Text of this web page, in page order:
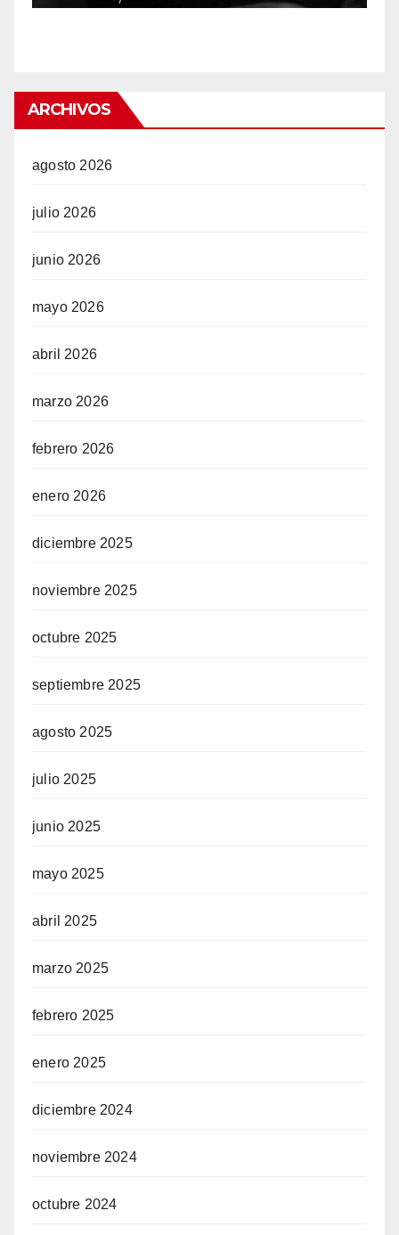
ARCHIVOS
agosto 2026
julio 2026
junio 2026
mayo 2026
abril 2026
marzo 2026
febrero 2026
enero 2026
diciembre 2025
noviembre 2025
octubre 2025
septiembre 2025
agosto 2025
julio 2025
junio 2025
mayo 2025
abril 2025
marzo 2025
febrero 2025
enero 2025
diciembre 2024
noviembre 2024
octubre 2024